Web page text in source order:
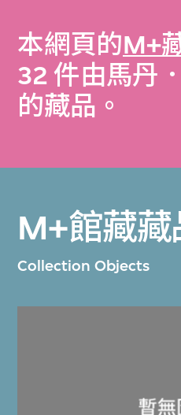
本網頁的M+
32 件由馬丹
的藏品。
M+館藏藏
Collection Objects